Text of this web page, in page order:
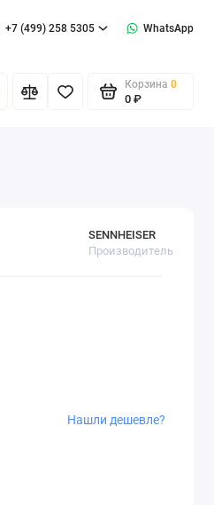
+7 (499) 258 5305 WhatsApp
Корзина 0
0 ₽
SENNHEISER
Производитель
Нашли дешевле?